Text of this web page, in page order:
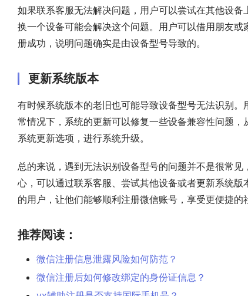
如果联系客服无法解决问题，用户可以尝试在其他设
换一个设备可能会解决这个问题。用户可以借用朋友
册成功，说明问题确实是由设备型号导致的。
更新系统版本
有时候系统版本的老旧也可能导致设备型号无法识别
常情况下，系统的更新可以修复一些设备兼容性问题
系统更新选项，进行系统升级。
总的来说，遇到无法识别设备型号的问题并不是很常
心，可以通过联系客服、尝试其他设备或者更新系统
的用户，让他们能够顺利注册微信账号，享受更便捷的
推荐阅读：
微信注册信息泄露风险如何防范？
微信注册后如何修改绑定的身份证信息？